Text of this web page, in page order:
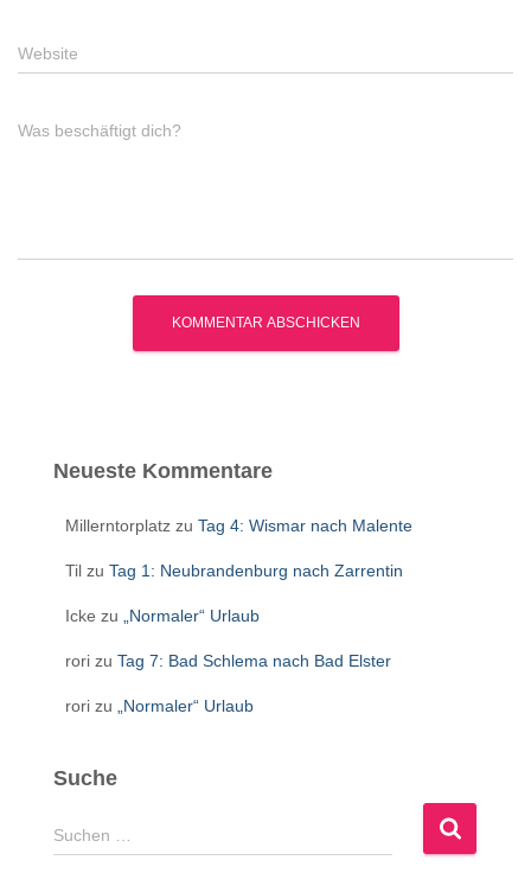
Website
Was beschäftigt dich?
Neueste Kommentare
Millerntorplatz zu Tag 4: Wismar nach Malente
Til zu Tag 1: Neubrandenburg nach Zarrentin
Icke zu „Normaler“ Urlaub
rori zu Tag 7: Bad Schlema nach Bad Elster
rori zu „Normaler“ Urlaub
Suche
S
u
Suchen …